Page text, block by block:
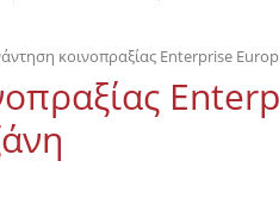
κοινοπραξίας Enterprise